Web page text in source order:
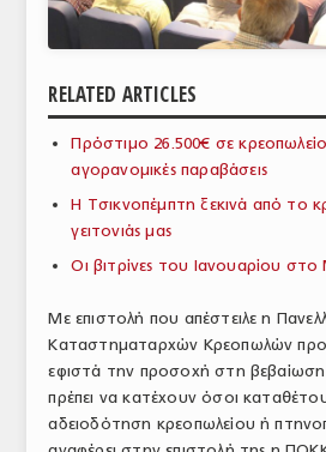
ΘΕΜΑΤΑ
ΕΜΠΟΡΙΚΟΣ ΚΑΤΑΛΟΓΟΣ
ΠΑΡΑΓΩΓΗ & ΕΜΠΟΡΙΑ
ΣΦΑΓΕΙΑ
ΥΠΗΡΕΣΙΕΣ
ΕΜΠΟΡΙΚΟΙ ΑΝΤΙΠΡΟΣΩΠΟΙ
ΝΟΜΟΘΕΣΙΑ
RELATED ARTICLES
Πρόστιμο 26.500€ σε
αγορανομικές παραβάσεις
Η Τσικνοπέμπτη ξεκινά από το
γειτονιάς μας
Οι βιτρίνες του Ιανουαρίου
Με επιστολή που απέστειλε η
Καταστηματαρχών Κρεοπωλών
εφιστά την προσοχή στη
πρέπει να κατέχουν όσοι
αδειοδότηση κρεοπωλείου ή